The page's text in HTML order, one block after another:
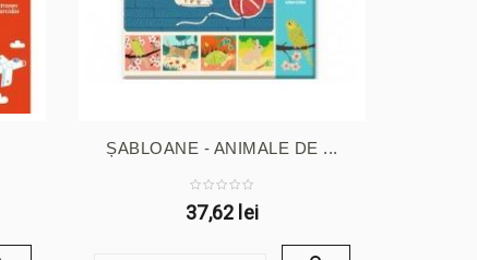
ȘABLOANE - ANIMALE DE ...
37,62 lei